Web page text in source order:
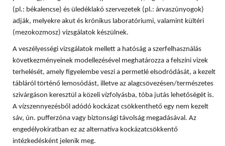
(pl.: békalencse) és üledéklakó szervezetek (pl.: árvaszúnyogok)
adják, melyekre akut és krónikus laboratóriumi, valamint kültéri
(mezokozmosz) vizsgálatok készülnek.
A veszélyességi vizsgálatok mellett a hatóság a szerfelhasználás
következményeinek modellezésével meghatározza a felszíni vizek
terhelését, amely figyelembe veszi a permetlé elsodródását, a kezelt
tábláról történő lemosódást, illetve az alagcsövezésen/természetes
szivárgáson keresztül a közeli vízfolyásba, tóba jutás lehetőségét is.
A vízszennyezésből adódó kockázat csökkenthető egy nem kezelt
sáv, ún. pufferzóna vagy biztonsági távolság megadásával. Az
engedélyokiratban ez az alternatíva kockázatcsökkentő
intézkedésként jelenik meg.